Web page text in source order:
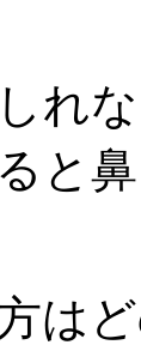
れ
と
は